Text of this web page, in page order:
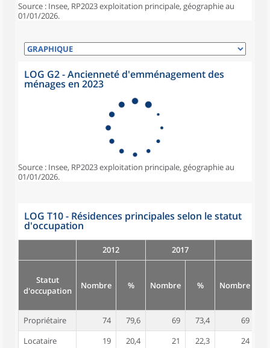
Source : Insee, RP2023 exploitation principale, géographie au
01/01/2026.
LOG G2 - Ancienneté d'emménagement des
ménages en 2023
Source : Insee, RP2023 exploitation principale, géographie au
01/01/2026.
LOG T10 - Résidences principales selon le statut
d'occupation
2012 2017
Statut
d'occupation
Nombre % Nombre % Nombre
Propriétaire 74 79,6 69 73,4 69
Locataire
19 20,4 21 22,3 24